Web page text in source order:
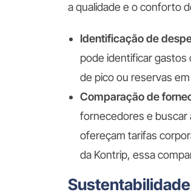
a qualidade e o conforto
Identificação de
pode identificar gastos
de pico ou reservas
Comparação de
fornecedores e buscar
ofereçam tarifas
da Kontrip, essa